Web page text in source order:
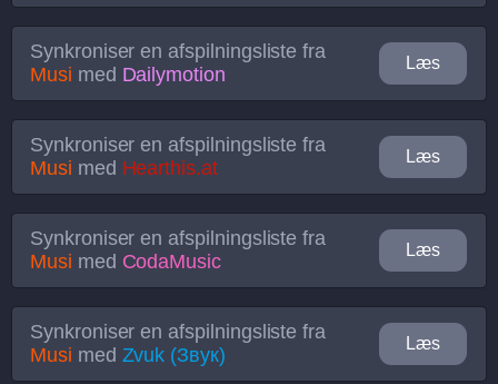
Synkroniser en afspilningsliste fra
Musi med Dailymotion
Læs
Synkroniser en afspilningsliste fra
Musi med Hearthis.at
Læs
Synkroniser en afspilningsliste fra
Musi med CodaMusic
Læs
Synkroniser en afspilningsliste fra
Musi med Zvuk (Звук)
Læs